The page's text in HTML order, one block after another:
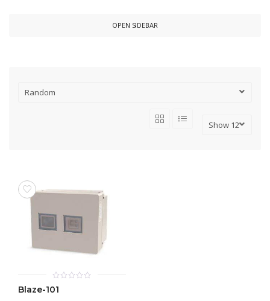
OPEN SIDEBAR
0
out
Blaze-101